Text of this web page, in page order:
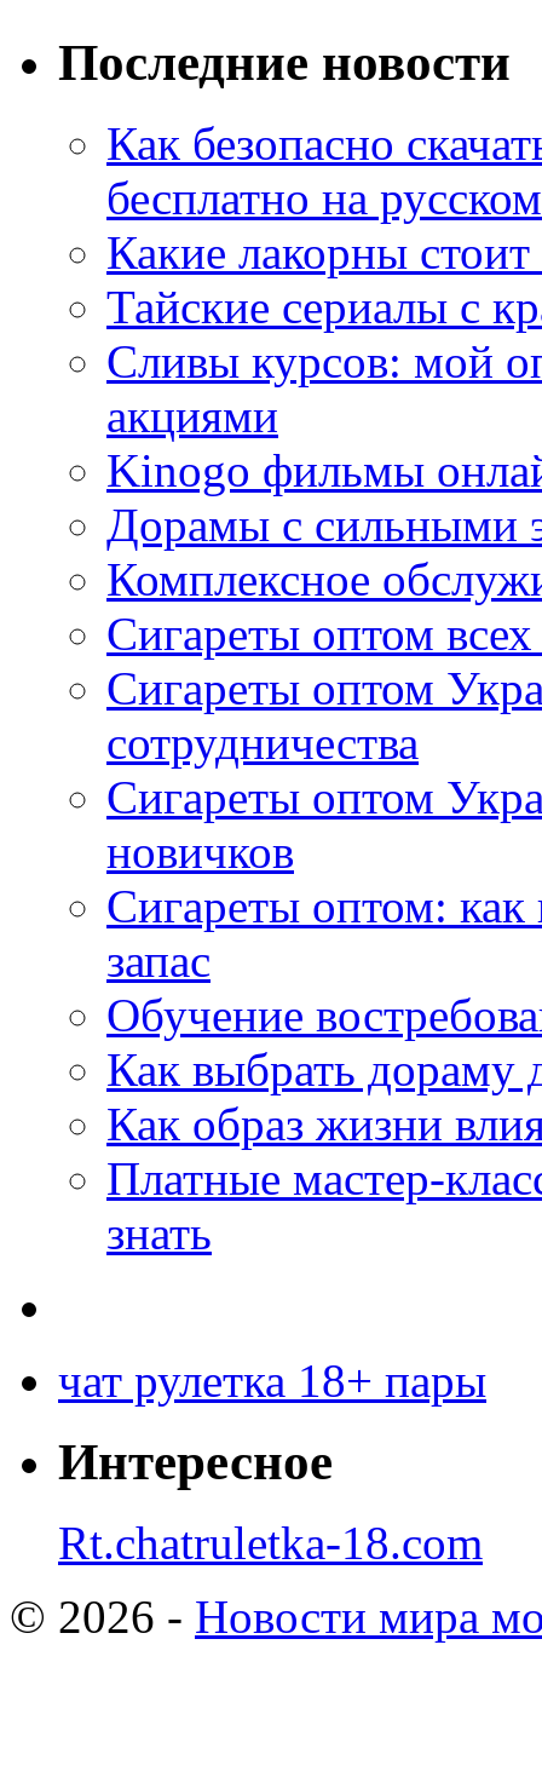
Последние новости
Как безопасно
бесплатно на
Какие лакорны
Тайские сериалы с
Сливы курсов: мой
акциями
Kinogo фильмы
Дорамы с сильными
Комплексное
Сигареты оптом
Сигареты оптом
сотрудничества
Сигареты оптом
новичков
Сигареты оптом:
запас
Обучение
Как выбрать дораму
Как образ жизни
Платные мастер-
знать
чат рулетка 18+ пары
Интересное
Rt.chatruletka-18.com
© 2026 - Новости мира